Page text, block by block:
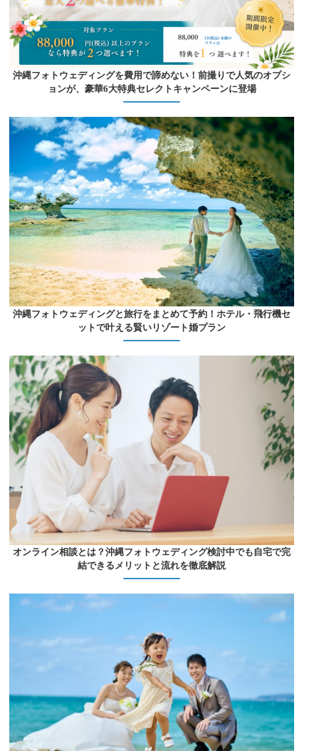
沖縄フォトウェディングを費用で諦めない！前撮りで人気のオプシ
ョンが、豪華6大特典セレクトキャンペーンに登場
沖縄フォトウェディングと旅行をまとめて予約！ホテル・飛行機セ
ットで叶える賢いリゾート婚プラン
オンライン相談とは？沖縄フォトウェディング検討中でも自宅で完
結できるメリットと流れを徹底解説